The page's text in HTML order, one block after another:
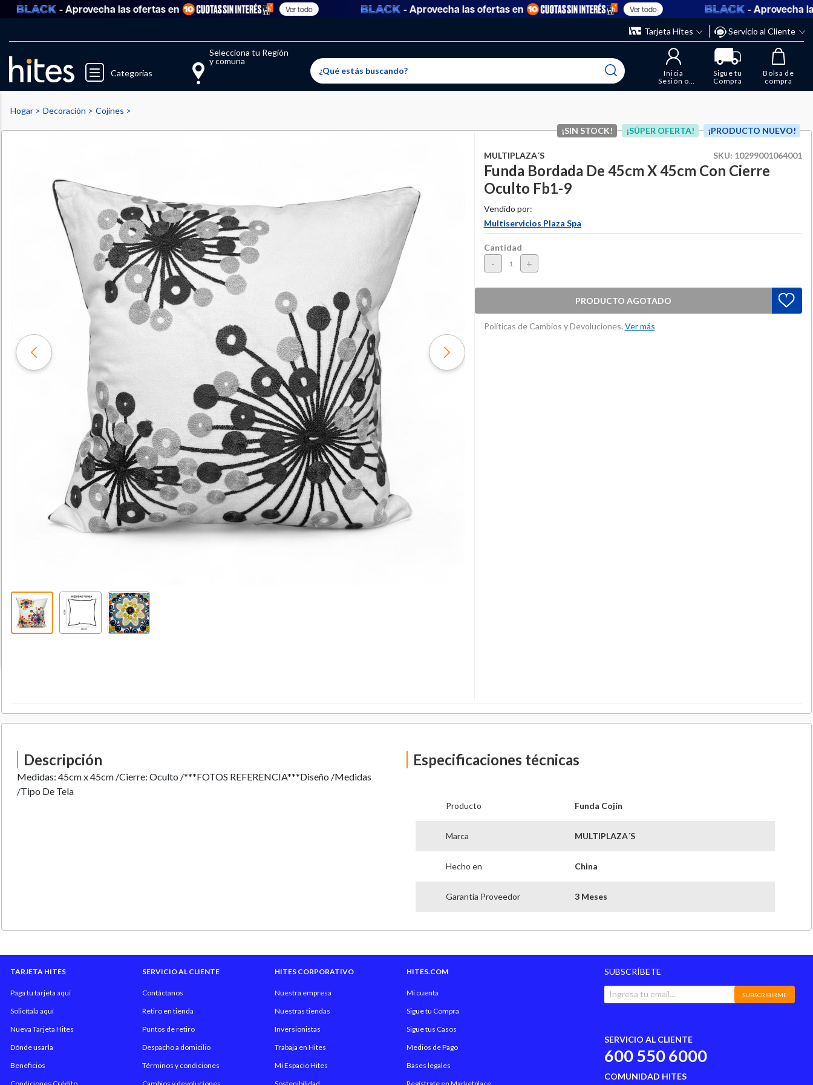
- Aprovecha las ofertas en Ver todo - Aprovecha las ofertas en Ver todo - Aprovecha las
Servicio al Cliente
Tarjeta Hites
Categorías
Selecciona tu Región
y comuna
Inicia
Sesión o
Regístrate
Sigue tu
Compra
Bolsa de
compra
El producto ha sido eliminado correctamente
El producto ha sido agregado a tu lista de favoritos correctamente
Llegaste al límite de productos favoritos permitidos, para agregar uno nuevo ingresa a “Mi cuenta” y elimina los que ya no necesitas.
Hogar Decoración
Cojines
¡SIN STOCK!
¡SÚPER OFERTA! ¡PRODUCTO NUEVO!
SKU: 10299001064001
MULTIPLAZA´S
Funda Bordada De 45cm X 45cm Con Cierre
Oculto Fb1-9
Vendido por:
Multiservicios Plaza Spa
Cantidad
- +
PRODUCTO AGOTADO
Políticas de Cambios y Devoluciones. Ver más
Descripción
Medidas: 45cm x 45cm /Cierre: Oculto /***FOTOS REFERENCIA***Diseño /Medidas
/Tipo De Tela
Especificaciones técnicas
Producto Funda Cojín
Marca MULTIPLAZA´S
Hecho en China
Garantía Proveedor 3 Meses
TARJETA HITES
Paga tu tarjeta aquí
Solicítala aquí
Nueva Tarjeta Hites
Dónde usarla
Beneficios
SERVICIO AL CLIENTE
Contáctanos
Retiro en tienda
Puntos de retiro
Despacho a domicilio
Términos y condiciones
HITES CORPORATIVO
Nuestra empresa
Nuestras tiendas
Inversionistas
Trabaja en Hites
Mi Espacio Hites
HITES.COM
Mi cuenta
Sigue tu Compra
Sigue tus Casos
Medios de Pago
Bases legales
SUBSCRÍBETE
SUBSCRIBIRME
SERVICIO AL CLIENTE
600 550 6000
COMUNIDAD HITES